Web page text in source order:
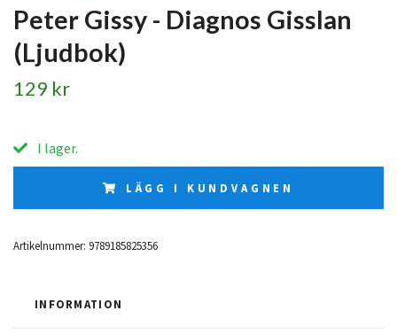
Peter Gissy - Diagnos Gisslan
(Ljudbok)
129 kr
I lager.
LÄGG I KUNDVAGNEN
Artikelnummer: 9789185825356
INFORMATION